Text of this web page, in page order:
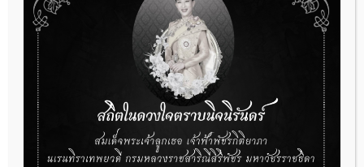
22 กรกฎาคม 2026
กองควบคุมเครื่องมือแพทย์ เปิดรับฟังความคิดเห็นหลักการยกร่าง
กฎหมาย จำนวน 3 ฉบับ ผ่านระบบกลางทางกฎหมาย
22 กรกฎาคม 2026